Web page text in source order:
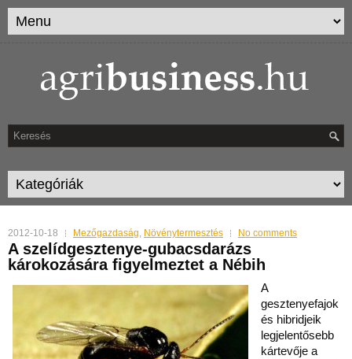
2012-10-18 Mezőgazdaság, Növénytermesztés No comments
A szelídgesztenye-gubacsdarázs
károkozására figyelmeztet a Nébih
A
gesztenyefajok
és hibridjeik
legjelentősebb
kártevője a